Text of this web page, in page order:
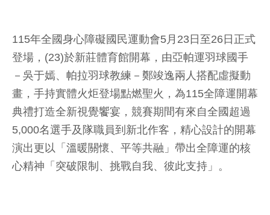
115年全國身心障礙國民運動會5月23日至26日正式
登場，(23)於新莊體育館開幕，由亞帕運羽球國手
－吳于嫣、帕拉羽球教練－鄭竣逸兩人搭配虛擬動
畫，手持實體火炬登場點燃聖火，為115全障運開幕
典禮打造全新視覺饗宴，競賽期間有來自全國超過
5,000名選手及隊職員到新北作客，精心設計的開幕
演出更以「溫暖關懷、平等共融」帶出全障運的核
心精神「突破限制、挑戰自我、彼此支持」。